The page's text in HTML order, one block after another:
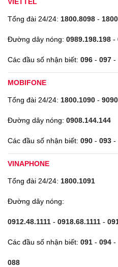
Tổng đài 24/24: 1800.8098 -
Đường dây nóng: 0989.198.198 -
Các đầu số nhận biết: 096 - 097 -
MOBIFONE
Tổng đài 24/24: 1800.1090 - 9090
Đường dây nóng: 0908.144.144
Các đầu số nhận biết: 090 - 093 -
VINAPHONE
Tổng đài 24/24: 1800.1091
Đường dây nóng:
0912.48.1111 - 0918.68.1111 -
Các đầu số nhận biết: 091 - 094 -
088